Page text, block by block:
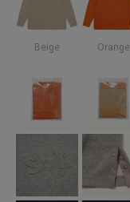
Beige Orange